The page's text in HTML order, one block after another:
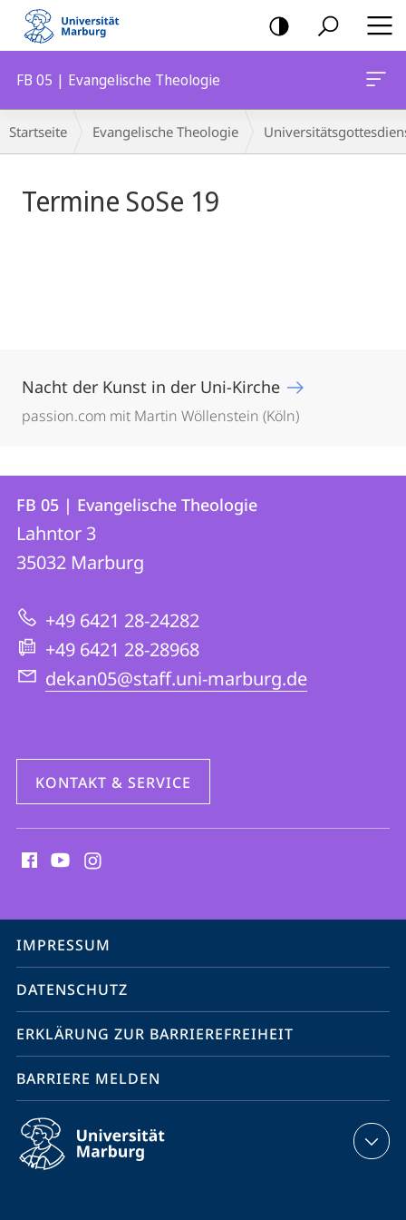
Mobile-
Navigation
FB 05 | Evangelische Theologie
Hauptinhalt
Breadcrumb-
Navigation
Startseite Evangelische Theologie
Termine SoSe 19
Nacht der Kunst in der Uni-Kirche
passion.com mit Martin Wöllenstein (Köln)
Kontakt
und
Informationen
zur
Website
Kontaktinformationen
FB
05
|
Evangelische
Theologie
FB 05 | Evangelische Theologie
Lahntor 3
35032 Marburg
+49 6421 28-24282
+49 6421 28-28968
dekan05@staff.uni-marburg.de
KONTAKT & SERVICE
Media
Service-
Navigation
IMPRESSUM
DATENSCHUTZ
ERKLÄRUNG ZUR BARRIEREFREIHEIT
BARRIERE MELDEN